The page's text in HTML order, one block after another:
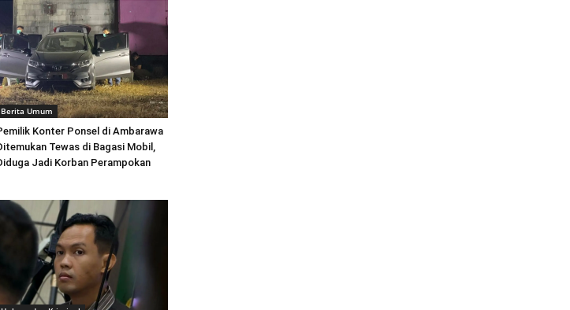
Berita Umum
Konter Ponsel di Ambarawa
Tewas di Bagasi Mobil,
Jadi Korban Perampokan